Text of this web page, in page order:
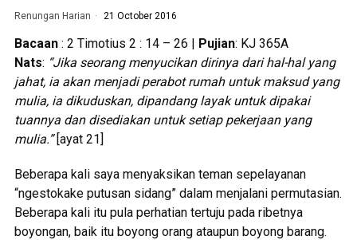
Renungan Harian 21 October 2016
Bacaan: 2 Timotius 2 : 14 – 26 | Pujian: KJ 365A
Nats: “Jika seorang menyucikan dirinya dari hal-hal yang
jahat, ia akan menjadi perabot rumah untuk maksud yang
mulia, ia dikuduskan, dipandang layak untuk dipakai
tuannya dan disediakan untuk setiap pekerjaan yang
mulia.”[ayat 21]
Beberapa kali saya menyaksikan teman sepelayanan
“ngestokake putusan sidang” dalam menjalani permutasian.
Beberapa kali itu pula perhatian tertuju pada ribetnya
boyongan, baik itu boyong orang ataupun boyong barang.